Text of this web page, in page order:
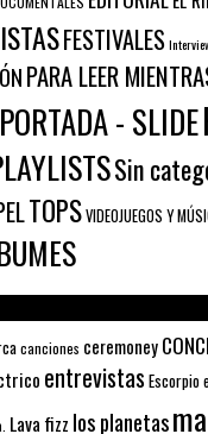
FESTIVALES
PARA LEER
PORTADA - SLIDE
Sin
TOPSVIDEOJUEGOS Y
canciones ceremoney
entrevistas Escorpio
Lava fizz los planetas